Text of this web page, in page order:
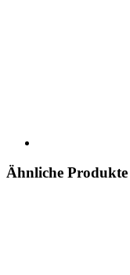
Ähnliche Produkte